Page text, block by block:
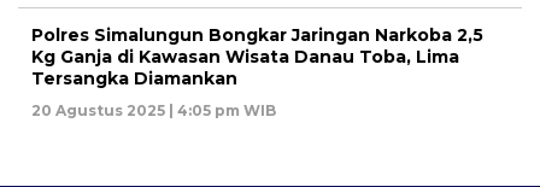
Polres Simalungun Bongkar Jaringan Narkoba 2,5
Kg Ganja di Kawasan Wisata Danau Toba, Lima
Tersangka Diamankan
20 Agustus 2025 | 4:05 pm WIB